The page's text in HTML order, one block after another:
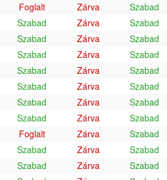
Foglalt Zárva
Szabad
Szabad Zárva
Szabad
Szabad Zárva
Szabad
Szabad Zárva
Szabad
Szabad Zárva
Szabad
Szabad Zárva
Szabad
Szabad Zárva
Szabad
Szabad Zárva
Szabad
Foglalt Zárva
Szabad
Szabad Zárva
Szabad
Szabad Zárva
Szabad